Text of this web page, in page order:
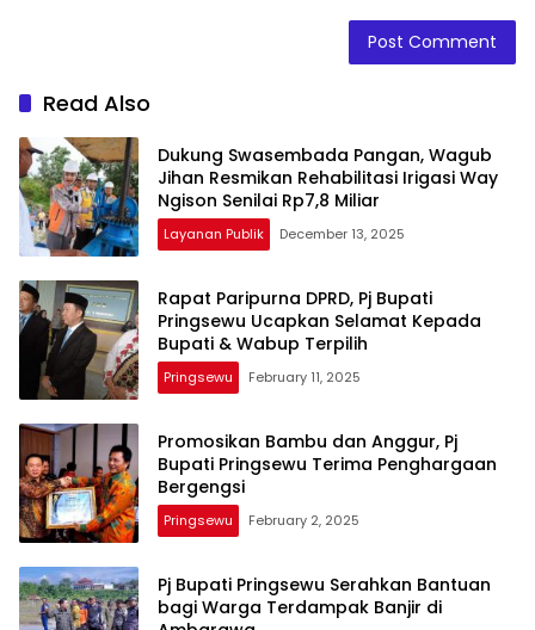
Read Also
Dukung Swasembada Pangan, Wagub
Jihan Resmikan Rehabilitasi Irigasi Way
Ngison Senilai Rp7,8 Miliar
Layanan Publik December 13, 2025
Rapat Paripurna DPRD, Pj Bupati
Pringsewu Ucapkan Selamat Kepada
Bupati & Wabup Terpilih
Pringsewu February 11, 2025
Promosikan Bambu dan Anggur, Pj
Bupati Pringsewu Terima Penghargaan
Bergengsi
Pringsewu February 2, 2025
Pj Bupati Pringsewu Serahkan Bantuan
bagi Warga Terdampak Banjir di